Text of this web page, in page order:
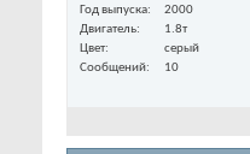
Год выпуска
2000
Двигатель
1.8т
Цвет
серый
Сообщений
10